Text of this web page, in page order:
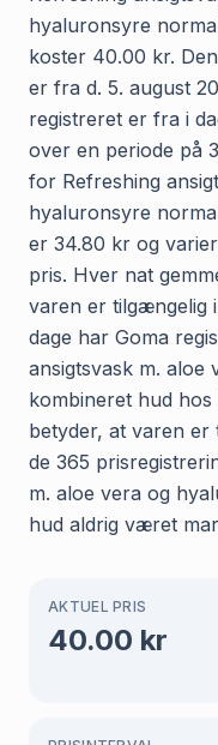
hyaluronsyre
koster 40.00 kr.
er fra d. 5. august
registreret er fra i
over en periode på
for Refreshing
hyaluronsyre
er 34.80 kr og
pris. Hver nat
varen er tilgængelig
dage har Goma
ansigtsvask m.
kombineret hud hos
betyder, at varen
de 365
m. aloe vera og
hud aldrig været
AKTUEL PRIS
40.00 kr